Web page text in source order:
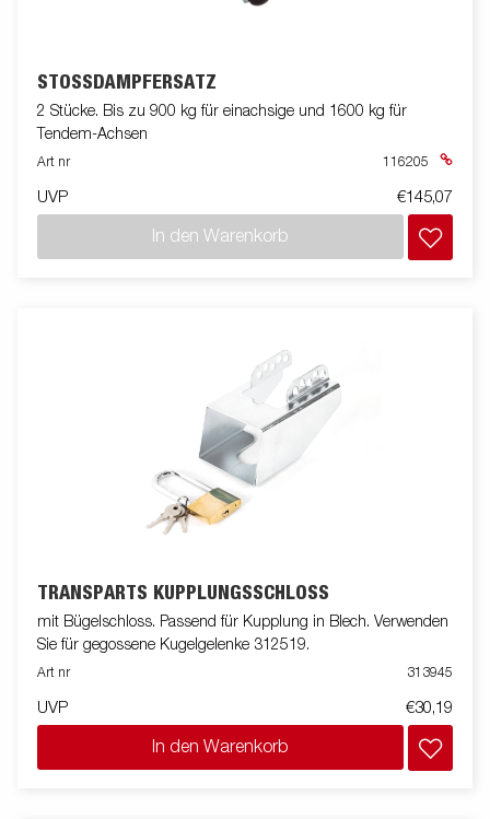
STOSSDÄMPFERSATZ
2 Stücke. Bis zu 900 kg für einachsige und 1600 kg für
Tendem-Achsen
Art nr 116205
UVP €145,07
In den Warenkorb
TRANSPARTS KUPPLUNGSSCHLOSS
mit Bügelschloss. Passend für Kupplung in Blech. Verwenden
Sie für gegossene Kugelgelenke 312519.
Art nr 313945
UVP €30,19
In den Warenkorb